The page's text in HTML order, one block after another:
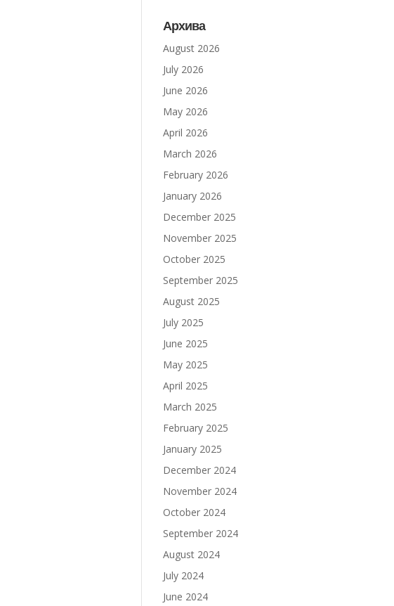
Архива
August 2026
July 2026
June 2026
May 2026
April 2026
March 2026
February 2026
January 2026
December 2025
November 2025
October 2025
September 2025
August 2025
July 2025
June 2025
May 2025
April 2025
March 2025
February 2025
January 2025
December 2024
November 2024
October 2024
September 2024
August 2024
July 2024
June 2024